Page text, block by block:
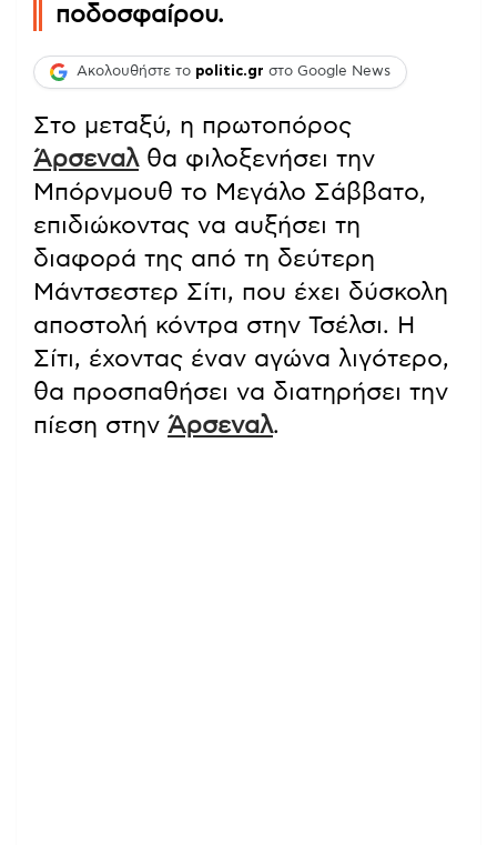
ποδοσφαίρου.
Ακολουθήστε το politic.gr στο Google News
Στο μεταξύ, η πρωτοπόρος
Άρσεναλθα φιλοξενήσει την
Μπόρνμουθ το Μεγάλο Σάββατο,
επιδιώκοντας να αυξήσει τη
διαφορά της από τη δεύτερη
Μάντσεστερ Σίτι, που έχει δύσκολη
αποστολή κόντρα στην Τσέλσι. Η
Σίτι, έχοντας έναν αγώνα λιγότερο,
θα προσπαθήσει να διατηρήσει την
πίεση στην Άρσεναλ.